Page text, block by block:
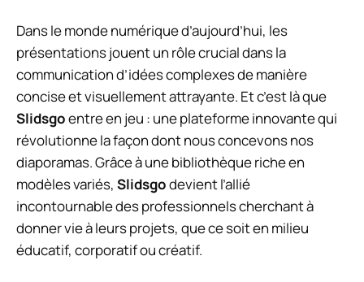
Dans le monde numérique d’aujourd’hui, les
présentations jouent un rôle crucial dans la
communication d’idées complexes de manière
concise et visuellement attrayante. Et c’est là que
Slidsgoentre en jeu : une plateforme innovante qui
révolutionne la façon dont nous concevons nos
diaporamas. Grâce à une bibliothèque riche en
modèles variés, Slidsgodevient l’allié
incontournable des professionnels cherchant à
donner vie à leurs projets, que ce soit en milieu
éducatif, corporatif ou créatif.